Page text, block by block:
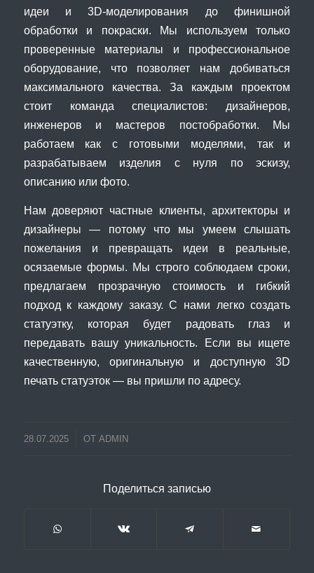
идеи и 3D-моделирования до финишной
обработки и покраски. Мы используем только
проверенные материалы и профессиональное
оборудование, что позволяет нам добиваться
максимального качества. За каждым проектом
стоит команда специалистов: дизайнеров,
инженеров и мастеров постобработки. Мы
работаем как с готовыми моделями, так и
разрабатываем изделия с нуля по эскизу,
описанию или фото.
Нам доверяют частные клиенты, архитекторы и
дизайнеры — потому что мы умеем слышать
пожелания и превращать идеи в реальные,
осязаемые формы. Мы строго соблюдаем сроки,
предлагаем прозрачную стоимость и гибкий
подход к каждому заказу. С нами легко создать
статуэтку, которая будет радовать глаз и
передавать вашу уникальность. Если вы ищете
качественную, оригинальную и доступную 3D
печать статуэток — вы пришли по адресу.
28.07.2025 ОТ ADMIN
Поделиться записью